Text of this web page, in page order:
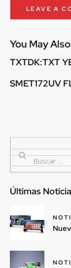
You May
TXTDK:TXT
SMET172UV
Últimas